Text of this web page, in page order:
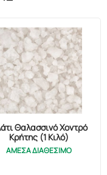
Θαλασσινό Χοντρό
Κρήτης (1 Κιλό)
ΑΜΕΣΑ ΔΙΑΘΕΣΙΜΟ